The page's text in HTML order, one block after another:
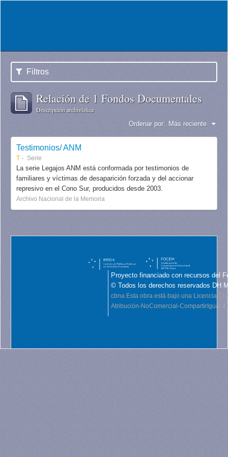
Filtros
Relación de 1 Fondos Documentales
Descripción archivística
Ordenar por: Más reciente
Testimonios/ ANM
T Serie
La serie Legajos ANM está conformada por testimonios de
familiares y víctimas de desaparición forzada y del accionar
represivo en el Cono Sur, producidos desde 2003.
Archivo Nacional de la Memoria
Proyecto financiado con recursos del
© Todos los derechos reservados DH
cbna Esta obra está bajo una Licencia
Atribución-NoComercial-CompartirIgual